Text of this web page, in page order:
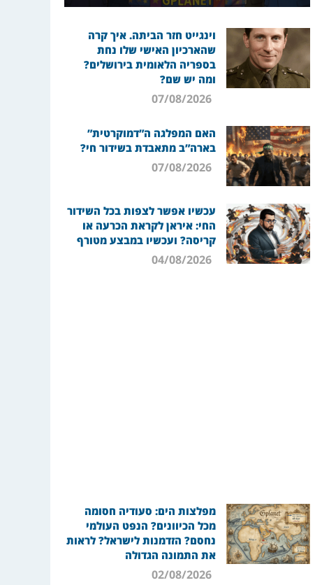
וינגייט חזר הביתה. איך קרה
שהארכיון האישי שלו נחת
בספריה הלאומית בירושלים?
ומה יש שם?
07/08/2026
האם המפלגה ה”דמוקרטית”
בארה”ב מתאבדת בשידור חי?
07/08/2026
עכשיו אפשר לצפות בכל השידור
החי: איראן לקראת הכרעה או
קריסה? ועכשיו במבצע מטורף
04/08/2026
מפלצות הים: סעודיה חסומה
מכל הכיוונים? הנפט העולמי
נחסם? הזדמנות לישראל? לראות
את התמונה הגדולה
02/08/2026